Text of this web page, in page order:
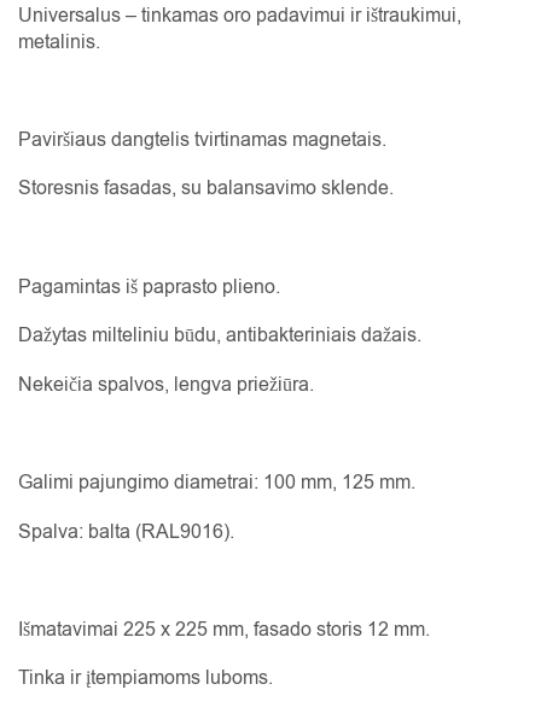
Universalus – tinkamas oro padavimui ir ištraukimui,
metalinis.
Paviršiaus dangtelis tvirtinamas magnetais.
Storesnis fasadas, su balansavimo sklende.
Pagamintas iš paprasto plieno.
Dažytas milteliniu būdu, antibakteriniais dažais.
Nekeičia spalvos, lengva priežiūra.
Galimi pajungimo diametrai: 100 mm, 125 mm.
Spalva: balta (RAL9016).
Išmatavimai 225 x 225 mm, fasado storis 12 mm.
Tinka ir įtempiamoms luboms.